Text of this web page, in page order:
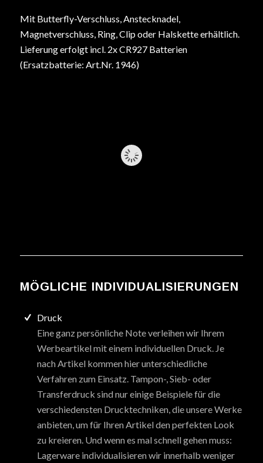
Mit Butterfly-Verschluss, Anstecknadel,
Magnetverschluss, Ring, Clip oder Halskette erhältlich.
Lieferung erfolgt incl. 2x CR927 Batterien
(Ersatzbatterie: Art.Nr. 1946)
MÖGLICHE INDIVIDUALISIERUNGEN
Druck
Eine ganz persönliche Note verleihen wir Ihrem
Werbeartikel mit einem individuellen Druck. Je
nach Artikel kommen hier unterschiedliche
Verfahren zum Einsatz. Tampon-, Sieb- oder
Transferdruck sind nur einige Beispiele für die
verschiedensten Drucktechniken, die unsere Werke
anbieten, um für Ihren Artikel den perfekten Look
zu kreieren. Und wenn es mal schnell gehen muss:
Lagerware individualisieren wir innerhalb weniger